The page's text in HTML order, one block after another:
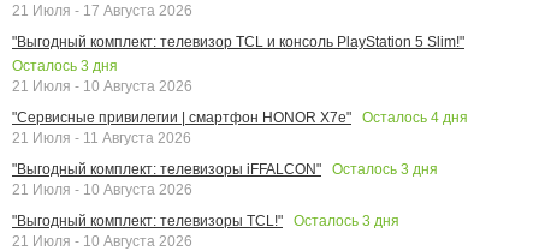
21 Июля - 17 Августа 2026
"Выгодный комплект: телевизор TCL и консоль PlayStation 5 Slim!"
Осталось 3 дня
21 Июля - 10 Августа 2026
"Сервисные привилегии | смартфон HONOR X7e"
Осталось 4 дня
21 Июля - 11 Августа 2026
"Выгодный комплект: телевизоры iFFALCON"
Осталось 3 дня
21 Июля - 10 Августа 2026
"Выгодный комплект: телевизоры TCL!"
Осталось 3 дня
21 Июля - 10 Августа 2026